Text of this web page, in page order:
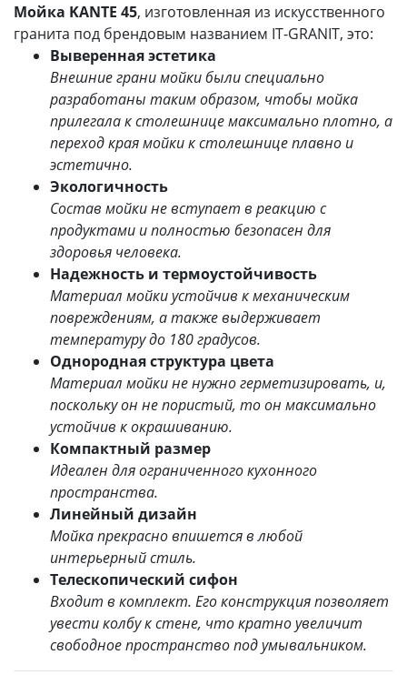
Мойка KANTE 45, изготовленная из искусственного
гранита под брендовым названием IT-GRANIT, это:
Выверенная эстетика
Внешние грани мойки были специально
разработаны таким образом, чтобы мойка
прилегала к столешнице максимально плотно, а
переход края мойки к столешнице плавно и
эстетично.
Экологичность
Состав мойки не вступает в реакцию с
продуктами и полностью безопасен для
здоровья человека.
Надежность и термоустойчивость
Материал мойки устойчив к механическим
повреждениям, а также выдерживает
температуру до 180 градусов.
Однородная структура цвета
Материал мойки не нужно герметизировать, и,
поскольку он не пористый, то он максимально
устойчив к окрашиванию.
Компактный размер
Идеален для ограниченного кухонного
пространства.
Линейный дизайн
Мойка прекрасно впишется в любой
интерьерный стиль.
Телескопический сифон
Входит в комплект. Его конструкция позволяет
увести колбу к стене, что кратно увеличит
свободное пространство под умывальником.